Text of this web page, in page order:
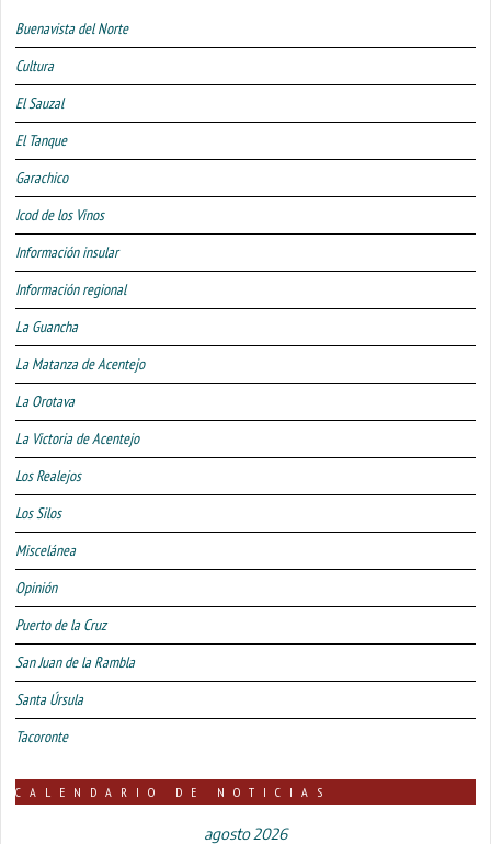
Buenavista del Norte
Cultura
El Sauzal
El Tanque
Garachico
Icod de los Vinos
Información insular
Información regional
La Guancha
La Matanza de Acentejo
La Orotava
La Victoria de Acentejo
Los Realejos
Los Silos
Miscelánea
Opinión
Puerto de la Cruz
San Juan de la Rambla
Santa Úrsula
Tacoronte
CALENDARIO DE NOTICIAS
agosto 2026